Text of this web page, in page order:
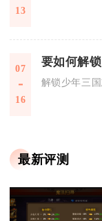
13
07
16
解锁少年三
最新评测